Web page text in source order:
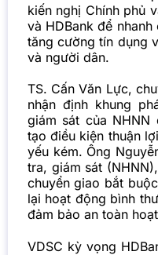
kiến nghị Chính phủ
và HDBank để
tăng cường tín dụng
và người dân.
TS. Cấn Văn Lực,
nhận định khung
giám sát của
tạo điều kiện thuận
yếu kém. Ông
tra, giám sát
chuyển giao bắt
lại hoạt động bình
đảm bảo an toàn
VDSC kỳ vọng